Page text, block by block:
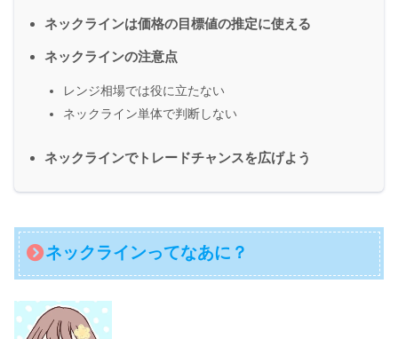
ネックラインは価格の目標値の推定に使える
ネックラインの注意点
レンジ相場では役に立たない
ネックライン単体で判断しない
ネックラインでトレードチャンスを広げよう
ネックラインってなあに？